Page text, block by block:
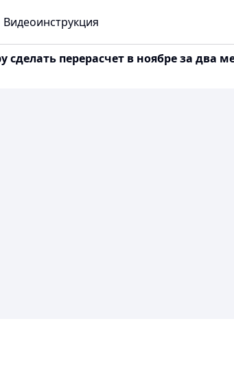
Видеоинструкция
сделать перерасчет в ноябре за